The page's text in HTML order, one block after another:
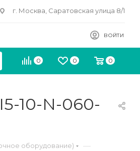
г. Москва, Саратовская улица 8/1
ВОЙТИ
0 0 0
10-N-060-
оборудование) —